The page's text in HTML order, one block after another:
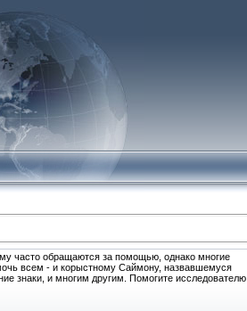
часто обращаются за помощью, однако многие
всем - и корыстному Саймону, назвавшемуся
знаки, и многим другим. Помогите исследователю